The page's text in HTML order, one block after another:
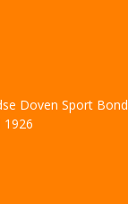
Doven Sport Bond
1926